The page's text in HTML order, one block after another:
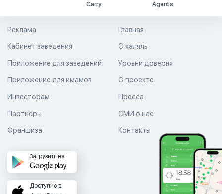
Carry
Agents
Главная
О халяль
Уровни доверия
Реклама
Кабинет заведения
Приложение для заведений
Приложение для имамов О проекте
Пресса
СМИ о нас
Контакты
Инвесторам
Партнеры
Франшиза
Загрузить на
Доступно в